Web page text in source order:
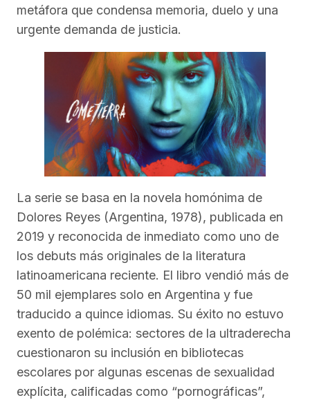
metáfora que condensa memoria, duelo y una
urgente demanda de justicia.
La serie se basa en la novela homónima de
Dolores Reyes (Argentina, 1978), publicada en
2019 y reconocida de inmediato como uno de
los debuts más originales de la literatura
latinoamericana reciente. El libro vendió más de
50 mil ejemplares solo en Argentina y fue
traducido a quince idiomas. Su éxito no estuvo
exento de polémica: sectores de la ultraderecha
cuestionaron su inclusión en bibliotecas
escolares por algunas escenas de sexualidad
explícita, calificadas como “pornográficas”,